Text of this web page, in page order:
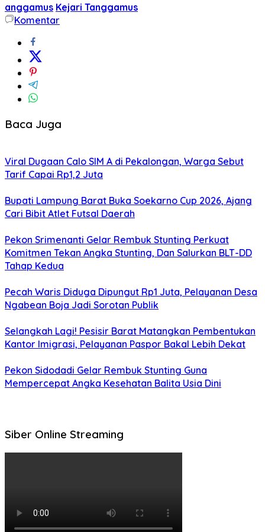
anggamus Kejari Tanggamus
Komentar
Baca Juga
Viral Dugaan Calo SIM A di Pekalongan, Warga Sebut
Tarif Capai Rp1,2 Juta
Bupati Lampung Barat Buka Soekarno Cup 2026, Ajang
Cari Bibit Atlet Futsal Daerah
Pekon Srimenanti Gelar Rembuk Stunting Perkuat
Komitmen Tekan Angka Stunting, Dan Salurkan BLT-DD
Tahap Kedua
Pecah Waris Diduga Dipungut Rp1 Juta, Pelayanan Desa
Ngabean Boja Jadi Sorotan Publik
Selangkah Lagi! Pesisir Barat Matangkan Pembentukan
Kantor Imigrasi, Pelayanan Paspor Bakal Lebih Dekat
Pekon Sidodadi Gelar Rembuk Stunting Guna
Mempercepat Angka Kesehatan Balita Usia Dini
Siber Online Streaming